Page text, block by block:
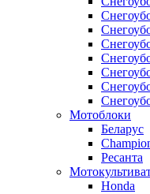
Мотоблоки
Беларус
Ресанта
Honda